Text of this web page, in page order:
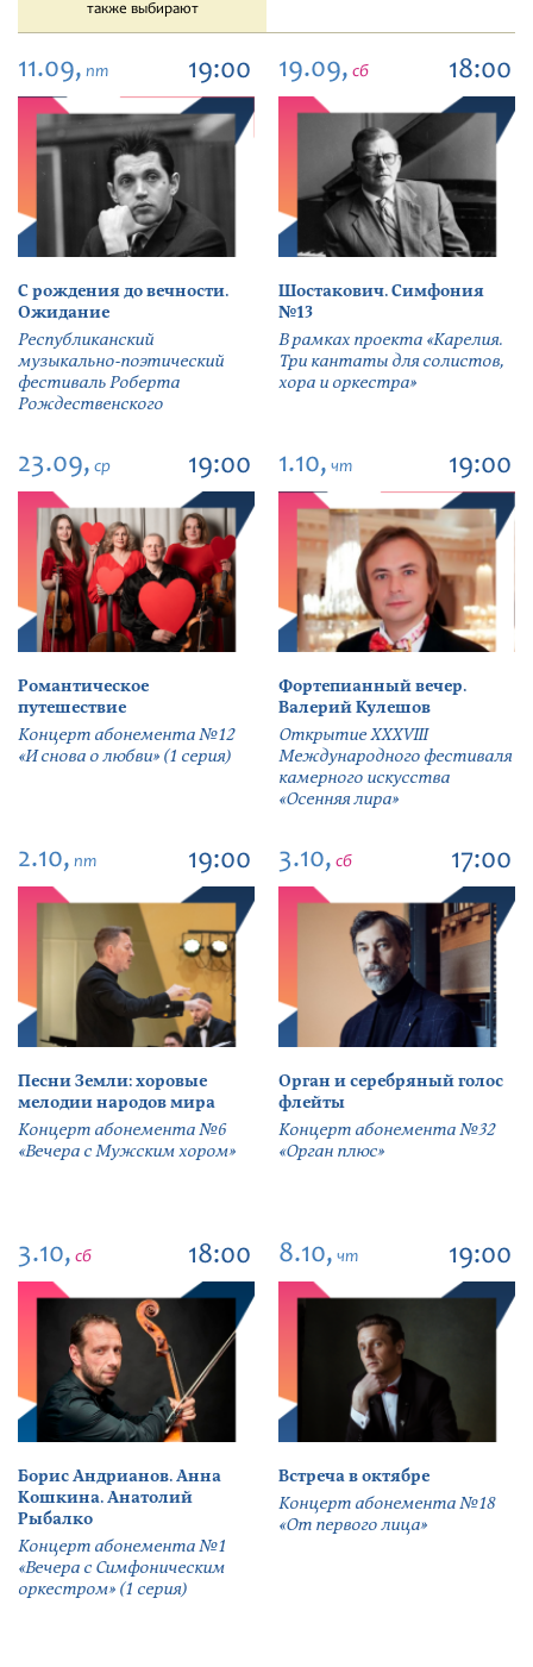
также выбирают
11.09, пт 19:00
С рождения до вечности.
Ожидание
Республиканский
музыкально-поэтический
фестиваль Роберта
Рождественского
19.09, сб 18:00
Шостакович. Симфония
№13
В рамках проекта «Карелия.
Три кантаты для солистов,
хора и оркестра»
23.09, ср 19:00
Романтическое
путешествие
Концерт абонемента №12
«И снова о любви» (1 серия)
1.10, чт 19:00
Фортепианный вечер.
Валерий Кулешов
Открытие ХХХVIII
Международного фестиваля
камерного искусства
«Осенняя лира»
2.10, пт 19:00
Песни Земли: хоровые
мелодии народов мира
Концерт абонемента №6
«Вечера с Мужским хором»
3.10, сб 17:00
Орган и серебряный голос
флейты
Концерт абонемента №32
«Орган плюс»
3.10, сб 18:00
Борис Андрианов. Анна
Кошкина. Анатолий
Рыбалко
Концерт абонемента №1
«Вечера с Симфоническим
оркестром» (1 серия)
8.10, чт 19:00
Встреча в октябре
Концерт абонемента №18
«От первого лица»